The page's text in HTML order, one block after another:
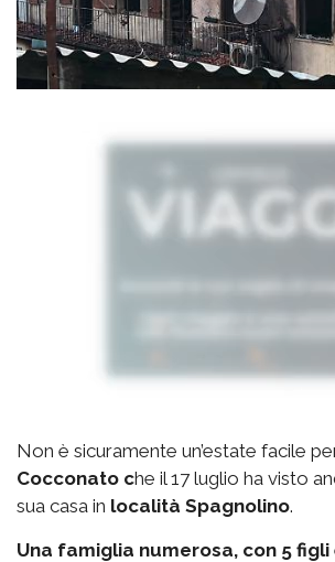
Non è sicuramente un’estate facile
Cocconato che il 17 luglio ha visto
sua casa in località Spagnolino.
Una famiglia numerosa, con 5 figli